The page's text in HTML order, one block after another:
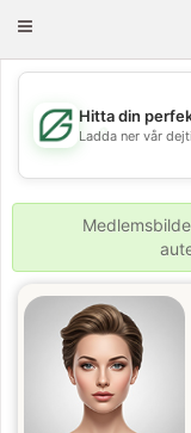
Toggle
💖
Hitta din
Ladda ner vår